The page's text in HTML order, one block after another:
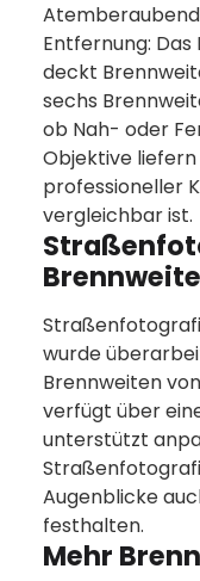
Entfernung:
deckt
sechs
ob Nah- oder
Objektive
professioneller
vergleichbar ist.
wurde
Brennweiten
verfügt über
unterstützt
Augenblicke
festhalten.
Mehr